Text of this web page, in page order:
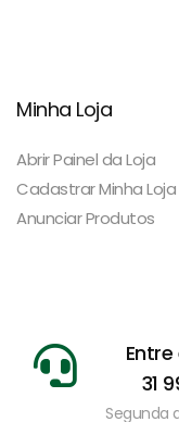
Minha Loja
Abrir Painel da Loja
Cadastrar Minha Loja
Anunciar Produtos
31
Segunda